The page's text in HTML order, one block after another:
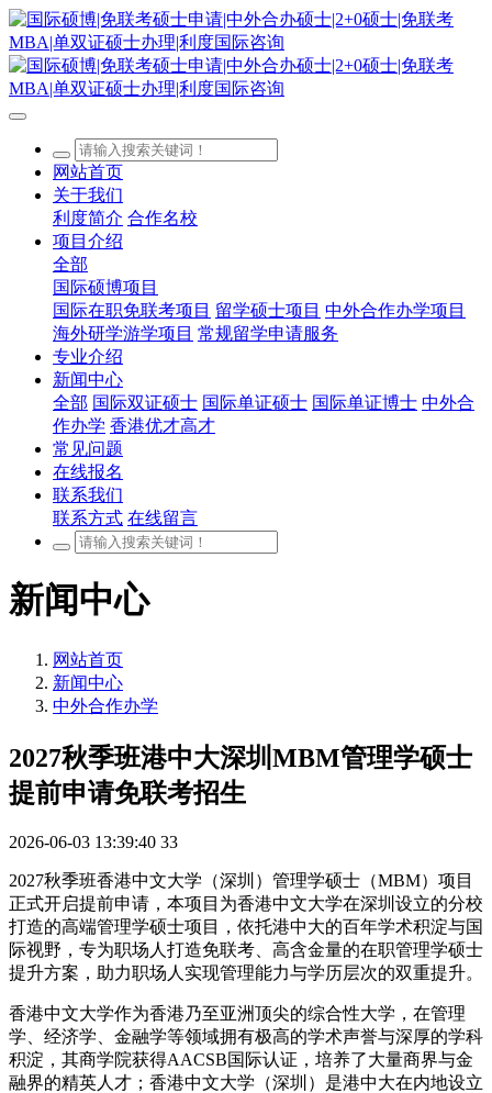
网站首页
关于我们
利度简介 合作名校
项目介绍
全部
国际硕博项目
国际在职免联考项目 留学硕士项目 中外合作办学项目
海外研学游学项目 常规留学申请服务
专业介绍
新闻中心
全部 国际双证硕士 国际单证硕士 国际单证博士 中外合
作办学 香港优才高才
常见问题
在线报名
联系我们
联系方式 在线留言
新闻中心
网站首页
新闻中心
中外合作办学
2027秋季班港中大深圳MBM管理学硕士
提前申请免联考招生
2026-06-03 13:39:40 33
2027秋季班香港中文大学（深圳）管理学硕士（MBM）项目
正式开启提前申请，本项目为香港中文大学在深圳设立的分校
打造的高端管理学硕士项目，依托港中大的百年学术积淀与国
际视野，专为职场人打造免联考、高含金量的在职管理学硕士
提升方案，助力职场人实现管理能力与学历层次的双重提升。
香港中文大学作为香港乃至亚洲顶尖的综合性大学，在管理
学、经济学、金融学等领域拥有极高的学术声誉与深厚的学科
积淀，其商学院获得AACSB国际认证，培养了大量商界与金
融界的精英人才；香港中文大学（深圳）是港中大在内地设立